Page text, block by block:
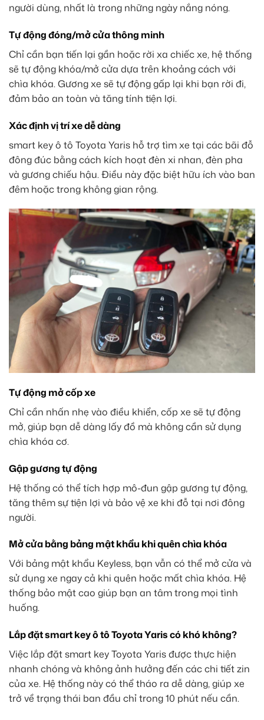
người dùng, nhất là trong những ngày nắng nóng.
Tự động đóng/mở cửa thông minh
Chỉ cần bạn tiến lại gần hoặc rời xa chiếc xe, hệ thống
sẽ tự động khóa/mở cửa dựa trên khoảng cách với
chìa khóa. Gương xe sẽ tự động gấp lại khi bạn rời đi,
đảm bảo an toàn và tăng tính tiện lợi.
Xác định vị trí xe dễ dàng
smart key ô tô Toyota Yaris hỗ trợ tìm xe tại các bãi đỗ
đông đúc bằng cách kích hoạt đèn xi nhan, đèn pha
và gương chiếu hậu. Điều này đặc biệt hữu ích vào ban
đêm hoặc trong không gian rộng.
Tự động mở cốp xe
Chỉ cần nhấn nhẹ vào điều khiển, cốp xe sẽ tự động
mở, giúp bạn dễ dàng lấy đồ mà không cần sử dụng
chìa khóa cơ.
Gập gương tự động
Hệ thống có thể tích hợp mô-đun gập gương tự động,
tăng thêm sự tiện lợi và bảo vệ xe khi đỗ tại nơi đông
người.
Mở cửa bằng bảng mật khẩu khi quên chìa khóa
Với bảng mật khẩu Keyless, bạn vẫn có thể mở cửa và
sử dụng xe ngay cả khi quên hoặc mất chìa khóa. Hệ
thống bảo mật cao giúp bạn an tâm trong mọi tình
huống.
Lắp đặt smart key ô tô Toyota Yaris có khó không?
Việc lắp đặt smart key Toyota Yaris được thực hiện
nhanh chóng và không ảnh hưởng đến các chi tiết zin
của xe. Hệ thống này có thể tháo ra dễ dàng, giúp xe
trở về trạng thái ban đầu chỉ trong 10 phút nếu cần.